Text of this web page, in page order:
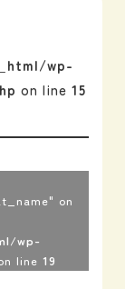
wp-
on line 15
on
wp-
line 19